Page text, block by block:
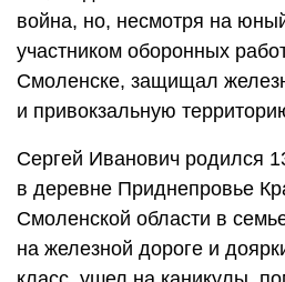
война, но, несмотря на
участником оборонных
Смоленске, защищал
и привокзальную
Сергей Иванович родился
в деревне Приднепровье
Смоленской области в
на железной дороге и